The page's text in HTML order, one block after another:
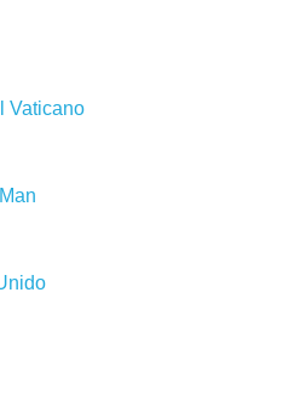
Vaticano